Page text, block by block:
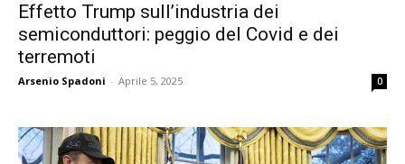
Effetto Trump sull’industria dei
semiconduttori: peggio del Covid e dei
terremoti
Arsenio Spadoni - Aprile 5, 2025 0